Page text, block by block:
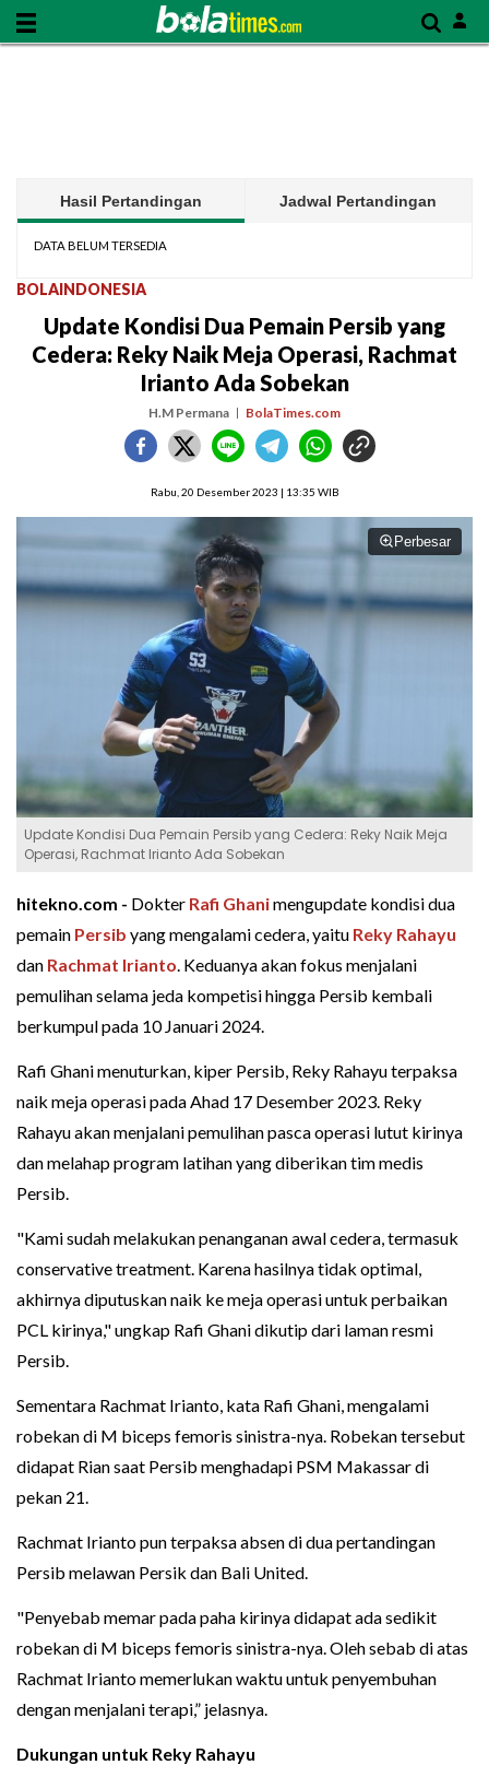
Hasil Pertandingan Jadwal Pertandingan
DATA BELUM TERSEDIA
BOLAINDONESIA
Update Kondisi Dua Pemain Persib yang
Cedera: Reky Naik Meja Operasi, Rachmat
Irianto Ada Sobekan
H.M Permana BolaTimes.com
Rabu, 20 Desember 2023 | 13:35 WIB
Perbesar
Update Kondisi Dua Pemain Persib yang Cedera: Reky Naik Meja
Operasi, Rachmat Irianto Ada Sobekan
hitekno.com - Dokter Rafi Ghanimengupdate kondisi dua
pemain Persib yang mengalami cedera, yaitu Reky Rahayu
dan Rachmat Irianto. Keduanya akan fokus menjalani
pemulihan selama jeda kompetisi hingga Persib kembali
berkumpul pada 10 Januari 2024.
Rafi Ghani menuturkan, kiper Persib, Reky Rahayu terpaksa
naik meja operasi pada Ahad 17 Desember 2023. Reky
Rahayu akan menjalani pemulihan pasca operasi lutut kirinya
dan melahap program latihan yang diberikan tim medis
Persib.
"Kami sudah melakukan penanganan awal cedera, termasuk
conservative treatment. Karena hasilnya tidak optimal,
akhirnya diputuskan naik ke meja operasi untuk perbaikan
PCL kirinya," ungkap Rafi Ghani dikutip dari laman resmi
Persib.
Sementara Rachmat Irianto, kata Rafi Ghani, mengalami
robekan di M biceps femoris sinistra-nya. Robekan tersebut
didapat Rian saat Persib menghadapi PSM Makassar di
pekan 21.
Rachmat Irianto pun terpaksa absen di dua pertandingan
Persib melawan Persik dan Bali United.
"Penyebab memar pada paha kirinya didapat ada sedikit
robekan di M biceps femoris sinistra-nya. Oleh sebab di atas
Rachmat Irianto memerlukan waktu untuk penyembuhan
dengan menjalani terapi,” jelasnya.
Dukungan untuk Reky Rahayu